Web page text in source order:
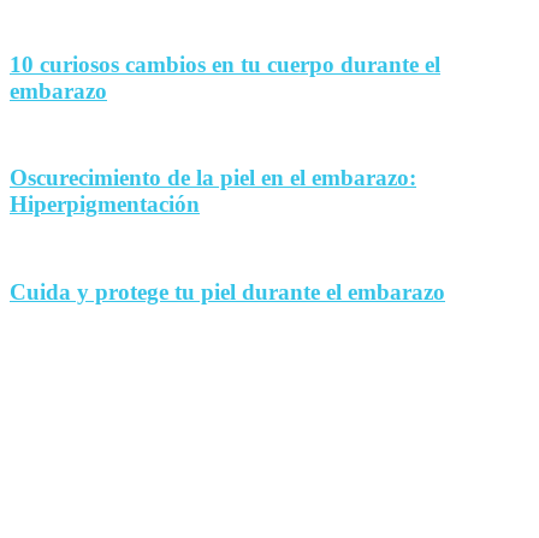
10 curiosos cambios en tu cuerpo durante el
embarazo
Oscurecimiento de la piel en el embarazo:
Hiperpigmentación
Cuida y protege tu piel durante el embarazo